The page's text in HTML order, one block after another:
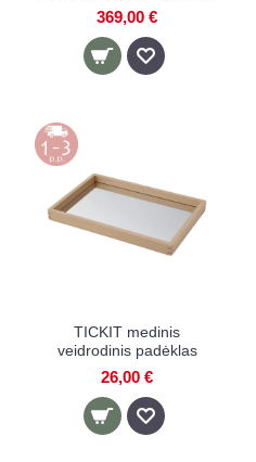
369,00 €
TICKIT medinis
veidrodinis padėklas
26,00 €